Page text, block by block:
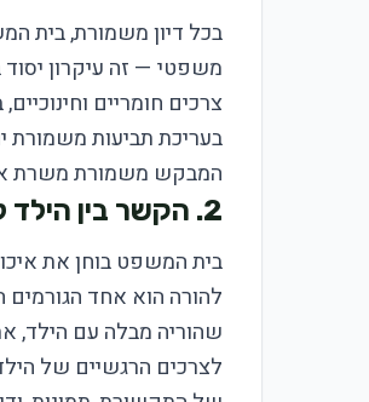
בכל דיון משמורת, בית
משפטי — זה עיקרון
צרכים חומריים
בעריכת תביעות משמורת
המבקש משמורת משרת
2. הקשר בין הילד לכל הורה
בית המשפט בוחן את
להורה הוא אחד
שהוריה מבלה עם הילד,
לצרכים הרגשיים של